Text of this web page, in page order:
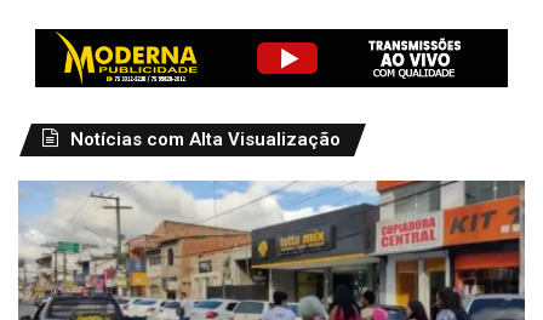
Notícias com Alta Visualização